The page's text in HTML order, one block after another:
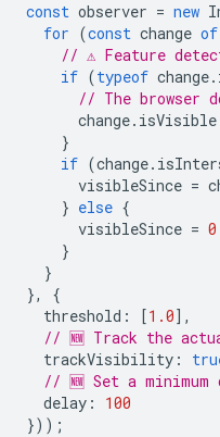
const observer = new
for (const change of
// ⚠️ Feature
if (typeof change.
// The browser
change. isVisible
}
if (change.
visibleSince =
} else {
visibleSince = 0
}
}
},
{
threshold : [1.0],
// 🆕 Track the
trackVisibility :
// 🆕 Set a
delay :
100
}));